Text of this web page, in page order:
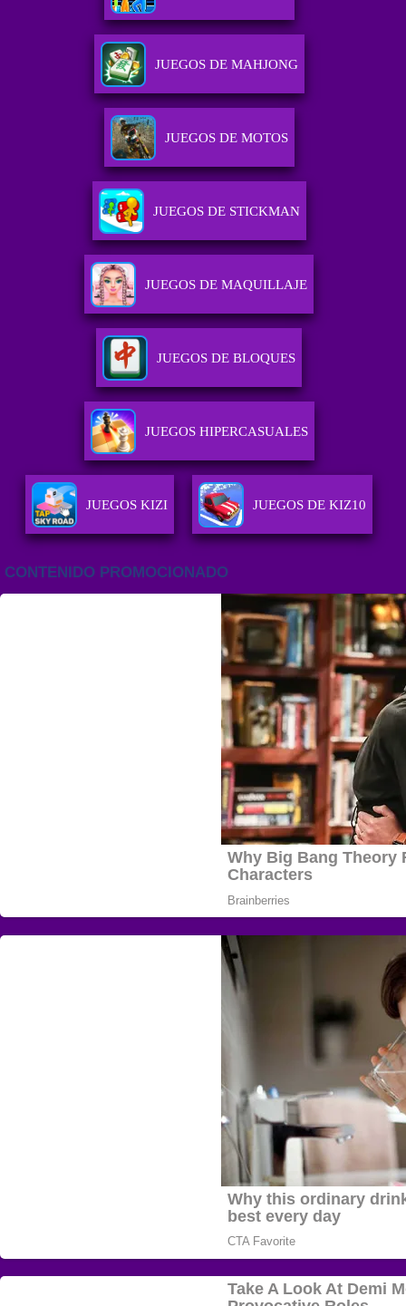
JUEGOS DE MAHJONG
JUEGOS DE MOTOS
JUEGOS DE STICKMAN
JUEGOS DE MAQUILLAJE
JUEGOS DE BLOQUES
JUEGOS HIPERCASUALES
JUEGOS KIZI JUEGOS DE KIZ10